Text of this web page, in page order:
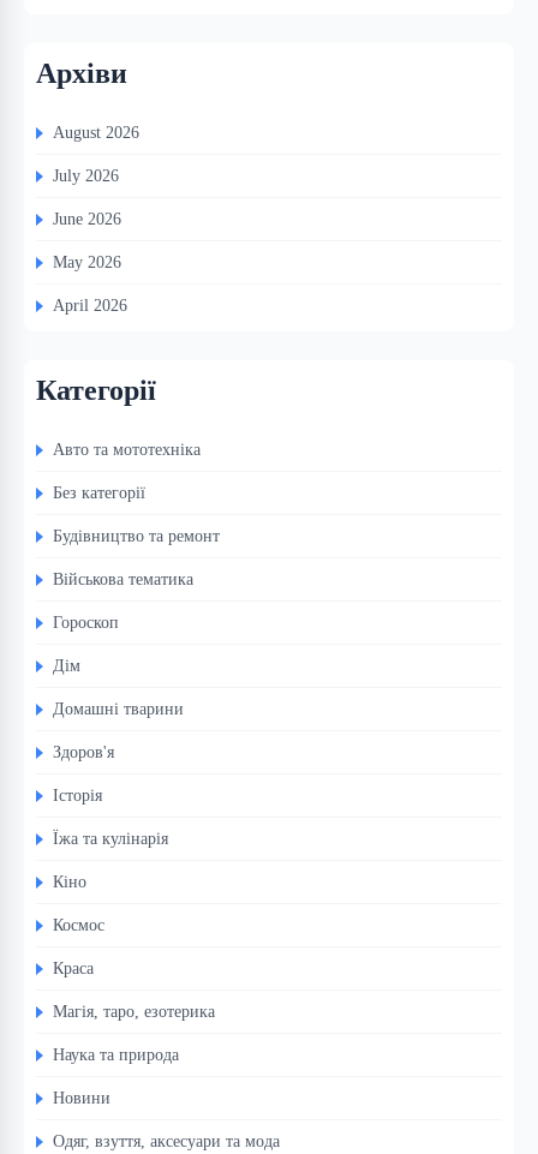
Архіви
August 2026
July 2026
June 2026
May 2026
April 2026
Категорії
Авто та мототехніка
Без категорії
Будівництво та ремонт
Військова тематика
Гороскоп
Дім
Домашні тварини
Здоров'я
Історія
Їжа та кулінарія
Кіно
Космос
Краса
Магія, таро, езотерика
Наука та природа
Новини
Одяг, взуття, аксесуари та мода